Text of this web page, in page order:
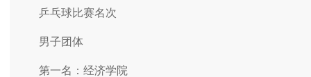
乒乓球比赛名次
男子团体
第一名：经济学院